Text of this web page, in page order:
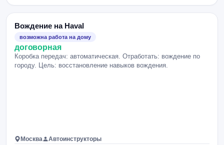
Вождение на Haval
возможна работа на дому
договорная
Коробка передач: автоматическая. Отработать: вождение по
городу. Цель: восстановление навыков вождения.
Москва Автоинструкторы